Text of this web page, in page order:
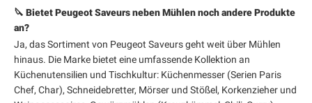
🔪 Bietet Peugeot Saveurs neben Mühlen noch andere Produkte
an?
Ja, das Sortiment von Peugeot Saveurs geht weit über Mühlen
hinaus. Die Marke bietet eine umfassende Kollektion an
Küchenutensilien und Tischkultur: Küchenmesser (Serien Paris
Chef, Char), Schneidebretter, Mörser und Stößel, Korkenzieher und